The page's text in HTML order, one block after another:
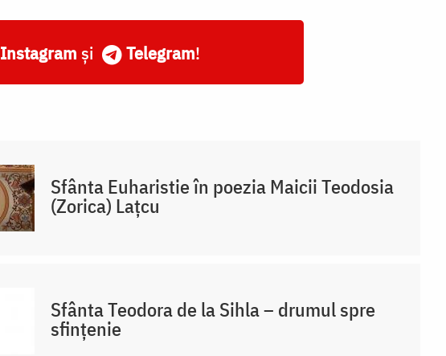
Instagram și Telegram!
Sfânta Euharistie în poezia Maicii Teodosia
(Zorica) Lațcu
Sfânta Teodora de la Sihla – drumul spre
sfințenie